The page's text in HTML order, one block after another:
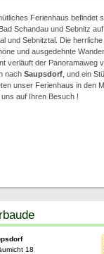
Ferienhaus befindet
Schandau und Sebnitz
und Sebnitztal. Die
und ausgedehnte
verläuft der Panoramaweg
nach Saupsdorf, und ein
unser Ferienhaus in den
auf Ihren Besuch !
18